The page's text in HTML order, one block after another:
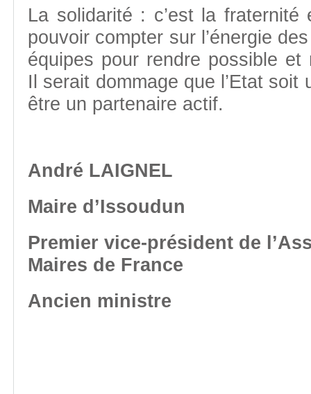
La solidarité : c’est la fraternité
pouvoir compter sur l’énergie
équipes pour rendre possible
Il serait dommage que l’Etat soit
être un partenaire actif.
André LAIGNEL
Maire d’Issoudun
Premier vice-président de
Maires de France
Ancien ministre